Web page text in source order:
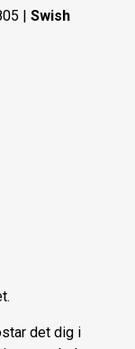
| Swish
det dig i